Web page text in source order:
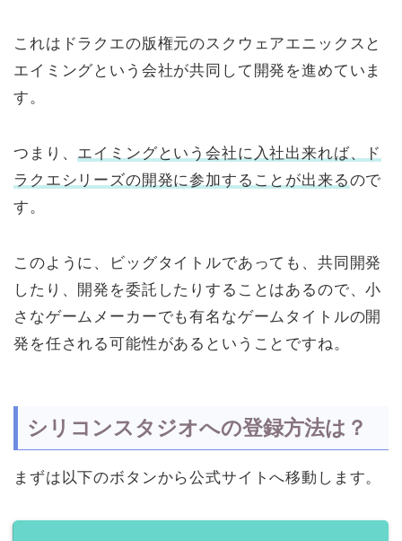
これはドラクエの版権元のスクウェアエニックスと
エイミングという会社が共同して開発を進めていま
す。
つまり、 エイミングという会社に入社出来れば、ド
ラクエシリーズの開発に参加することが出来るので
す。
このように、ビッグタイトルであっても、共同開発
したり、開発を委託したりすることはあるので、小
さなゲームメーカーでも有名なゲームタイトルの開
発を任される可能性があるということですね。
シリコンスタジオへの登録方法は？
まずは以下のボタンから公式サイトへ移動します。